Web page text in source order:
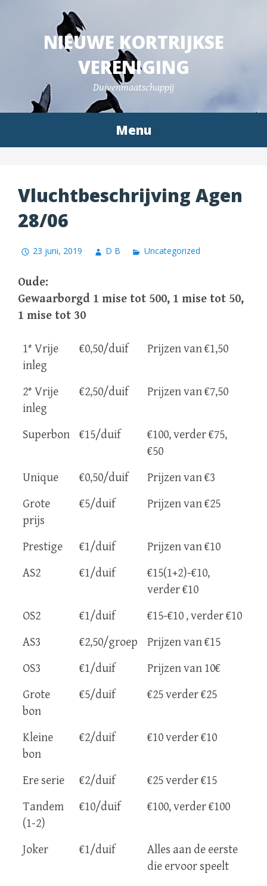
NIEUWE KORTRIJKSE
VERENIGING
Duivenmaatschappij
Menu
Vluchtbeschrijving Agen
28/06
23 juni, 2019 D B Uncategorized
Oude:
Gewaarborgd 1 mise tot 500, 1 mise tot 50,
1 mise tot 30
1° Vrije
inleg
€0,50/duif Prijzen van €1,50
2° Vrije
inleg
€2,50/duif Prijzen van €7,50
Superbon €15/duif
€100, verder €75,
€50
Unique
€0,50/duif
Prijzen van €3
Grote
prijs
€5/duif Prijzen van €25
Prestige €1/duif
Prijzen van €10
AS2
€1/duif
€15(1+2)-€10,
verder €10
OS2
€1/duif
€15-€10 , verder €10
AS3
€2,50/groep
Prijzen van €15
OS3
€1/duif
Prijzen van 10€
Grote
bon
€5/duif €25 verder €25
Kleine
bon
€2/duif €10 verder €10
Ere serie €2/duif
€25 verder €15
Tandem
(1-2)
€10/duif €100, verder €100
Joker €1/duif
Alles aan de eerste
die ervoor speelt